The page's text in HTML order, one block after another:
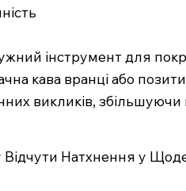
інструмент для
кава вранці або
викликів,
Відчути Натхнення у